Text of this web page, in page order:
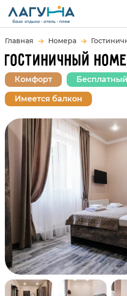
Главная Номера
ГОСТИНИЧНЫЙ
Комфорт
Имеется балкон